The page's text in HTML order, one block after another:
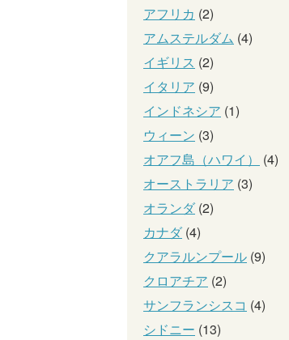
アフリカ (2)
アムステルダム (4)
イギリス (2)
イタリア (9)
インドネシア (1)
ウィーン (3)
オアフ島（ハワイ）
(4)
オーストラリア (3)
オランダ(2)
カナダ(4)
クアラルンプール (9)
クロアチア (2)
サンフランシスコ (4)
シドニー (13)